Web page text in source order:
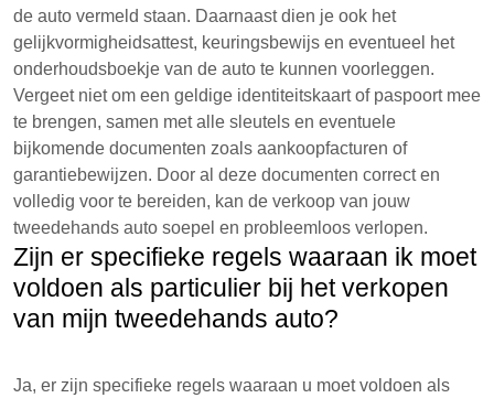
de auto vermeld staan. Daarnaast dien je ook het
gelijkvormigheidsattest, keuringsbewijs en eventueel het
onderhoudsboekje van de auto te kunnen voorleggen.
Vergeet niet om een geldige identiteitskaart of paspoort mee
te brengen, samen met alle sleutels en eventuele
bijkomende documenten zoals aankoopfacturen of
garantiebewijzen. Door al deze documenten correct en
volledig voor te bereiden, kan de verkoop van jouw
tweedehands auto soepel en probleemloos verlopen.
Zijn er specifieke regels waaraan ik moet
voldoen als particulier bij het verkopen
van mijn tweedehands auto?
Ja, er zijn specifieke regels waaraan u moet voldoen als